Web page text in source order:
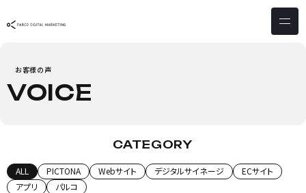
PICTONA
PDM XR
しふとん
ウェブアクセシビリティ
業務効率化
ショッピング
お客様の声
VOICE
CATEGORY
ALL PICTONA Webサイト デジタルサイネージ
ECサイト
アプリ
パルコ